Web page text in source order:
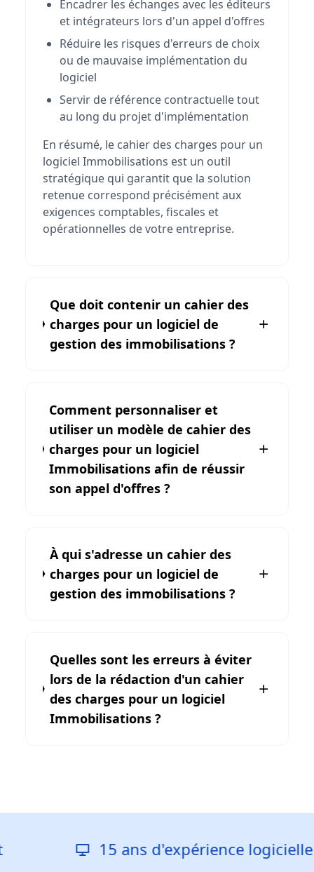
Encadrer les échanges avec les éditeurs
et intégrateurs lors d'un appel d'offres
Réduire les risques d'erreurs de choix
ou de mauvaise implémentation du
logiciel
Servir de référence contractuelle tout
au long du projet d'implémentation
En résumé, le cahier des charges pour un
logiciel Immobilisations est un outil
stratégique qui garantit que la solution
retenue correspond précisément aux
exigences comptables, fiscales et
opérationnelles de votre entreprise.
Que doit contenir un cahier des
charges pour un logiciel de
gestion des immobilisations ?
Comment personnaliser et
utiliser un modèle de cahier des
charges pour un logiciel
Immobilisations afin de réussir
son appel d'offres ?
À qui s'adresse un cahier des
charges pour un logiciel de
gestion des immobilisations ?
Quelles sont les erreurs à éviter
lors de la rédaction d'un cahier
des charges pour un logiciel
Immobilisations ?
15 ans d'expérience logicielle